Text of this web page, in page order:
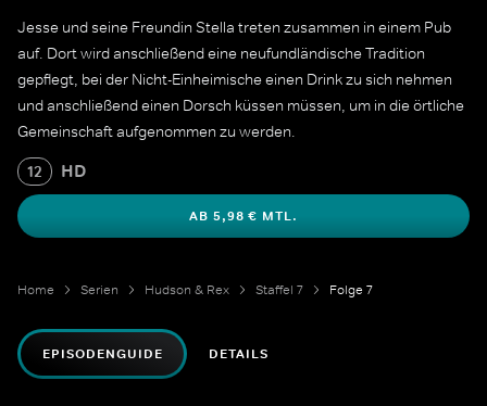
Jesse und seine Freundin Stella treten zusammen in einem Pub
auf. Dort wird anschließend eine neufundländische Tradition
gepflegt, bei der Nicht-Einheimische einen Drink zu sich nehmen
und anschließend einen Dorsch küssen müssen, um in die örtliche
Gemeinschaft aufgenommen zu werden.
12 HD
AB 5,98 € MTL.
Home Serien Hudson & Rex Staffel 7 Folge 7
EPISODENGUIDE DETAILS